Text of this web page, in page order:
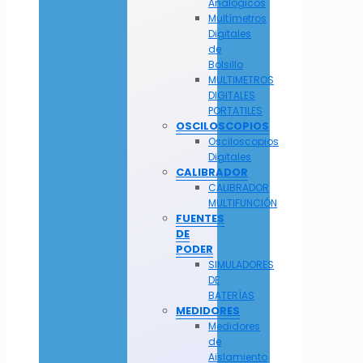
Analógicos
Multímetros
Digitales
de
Bolsillo
MULTIMETROS
DIGITALES
PORTATILES
OSCILOSCOPIOS
Osciloscopios
Digitales
CALIBRADOR
CALIBRADOR
MULTIFUNCIÓN
FUENTES
DE
PODER
SIMULADORES
DE
BATERÍAS
MEDIDORES
Medidores
de
Aislamiento